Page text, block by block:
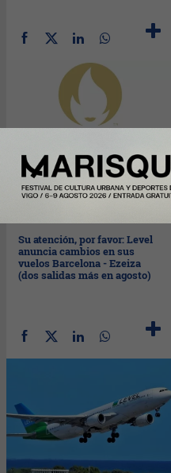
Su atención, por favor: Level
anuncia cambios en sus
vuelos Barcelona - Ezeiza
(dos salidas más en agosto)